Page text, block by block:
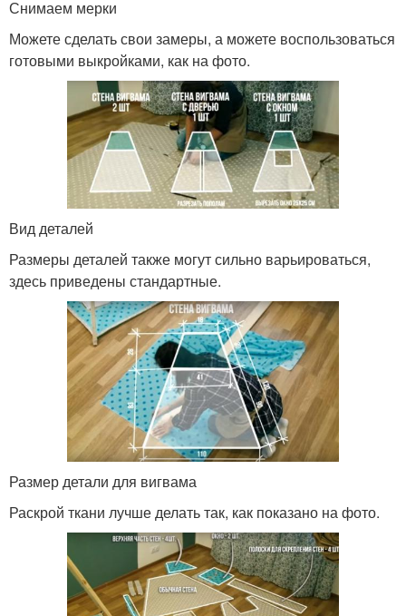
Снимаем мерки
Можете сделать свои замеры, а можете воспользоваться
готовыми выкройками, как на фото.
Вид деталей
Размеры деталей также могут сильно варьироваться,
здесь приведены стандартные.
Размер детали для вигвама
Раскрой ткани лучше делать так, как показано на фото.